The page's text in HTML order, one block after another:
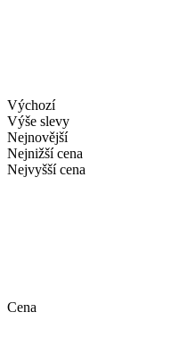
Výchozí
Výše slevy
Nejnovější
Nejnižší cena
Nejvyšší cena
Cena